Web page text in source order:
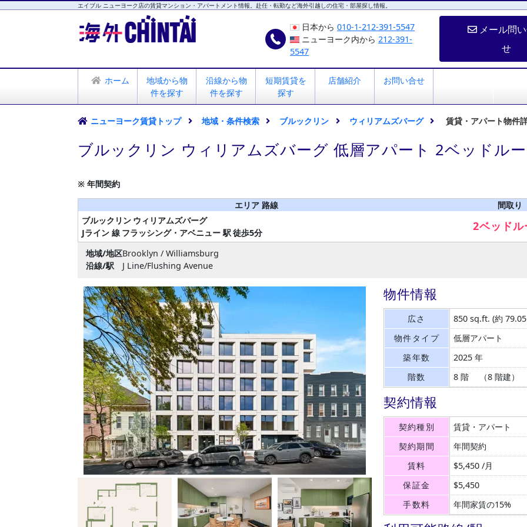
エイブル ニューヨーク店の賃貸マンション・アパートメント情報。赴任・転勤など海外引越しの住宅・部屋探し情報。
日本から010-1-212-391-5547
ニューヨーク内から 212-391-
5547
メール問
せ
ホーム
地域から物
件を探す
沿線から物
件を探す
短期賃貸を
探す
店舗紹介 お問い合せ
ニューヨーク賃貸トップ 地域・条件検索 ブルックリン ウィリアムズバーグ 賃貸・アパート物件
ブルックリン ウィリアムズバーグ 低層アパート 2ベッドル
※ 年間契約
エリア 路線
間取り
ブルックリン ウィリアムズバーグ
Jライン 線 フラッシング・アベニュー 駅徒歩5分 2ベッドル
地域/地区Brooklyn / Williamsburg
沿線/駅
J Line/Flushing Avenue
物件情報
広さ 850 sq.ft. (約 79.05
物件タイプ
低層アパート
築年数
2025 年
階数
8 階 （8 階建）
契約情報
契約種別
賃貸・アパート
契約期間
年間契約
賃料
$5,450 /月
保証金
$5,450
手数料
年間家賃の15%